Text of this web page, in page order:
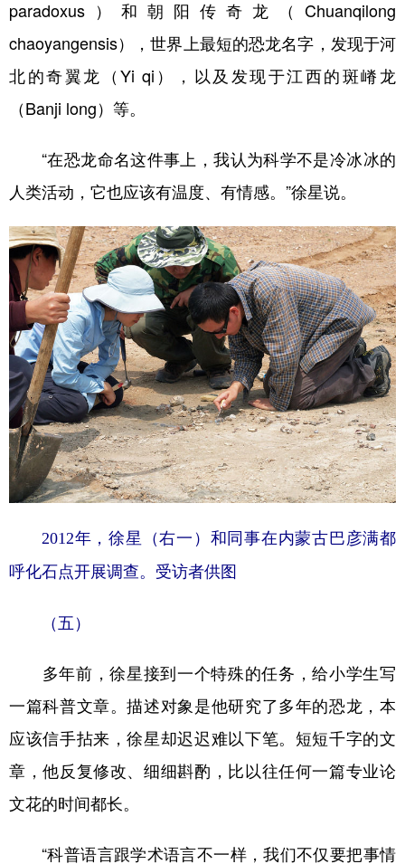
paradoxus）和朝阳传奇龙（Chuanqilong
chaoyangensis），世界上最短的恐龙名字，发现于河
北的奇翼龙（Yi qi），以及发现于江西的斑嵴龙
（Banji long）等。
“在恐龙命名这件事上，我认为科学不是冷冰冰的
人类活动，它也应该有温度、有情感。”徐星说。
2012年，徐星（右一）和同事在内蒙古巴彦满都
呼化石点开展调查。受访者供图
（五）
多年前，徐星接到一个特殊的任务，给小学生写
一篇科普文章。描述对象是他研究了多年的恐龙，本
应该信手拈来，徐星却迟迟难以下笔。短短千字的文
章，他反复修改、细细斟酌，比以往任何一篇专业论
文花的时间都长。
“科普语言跟学术语言不一样，我们不仅要把事情